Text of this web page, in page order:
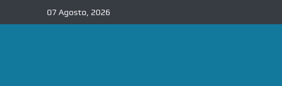
07 Agosto, 2026